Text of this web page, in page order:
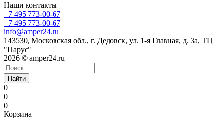
Наши контакты
+7 495 773-00-67
+7 495 773-00-67
info@amper24.ru
143530, Московская обл., г. Дедовск, ул. 1-я Главная, д. 3а, ТЦ
"Парус"
2026 © amper24.ru
Найти
0
0
0
Корзина